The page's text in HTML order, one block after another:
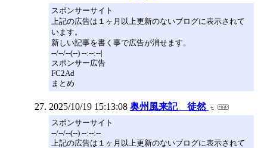
スポンサーサイト
上記の広告は１ヶ月以上更新のないブログに表示されて
います。
新しい記事を書く事で広告が消せます。
--/--/--(--) --:--:--|
スポンサー広告
FC2Ad
まとめ
2025/10/19 15:13:08 奥州風来記 徒然
スポンサーサイト
--/--/--(--) --:--:--
上記の広告は１ヶ月以上更新のないブログに表示されて